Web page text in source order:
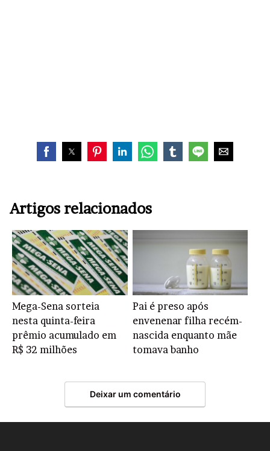
Artigos relacionados
Mega-Sena sorteia
nesta quinta-feira
prêmio acumulado em
R$ 32 milhões
Pai é preso após
envenenar filha recém-
nascida enquanto mãe
tomava banho
Deixar um comentário